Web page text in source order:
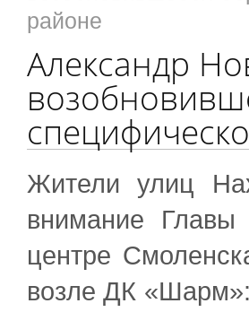
районе
Александр
Жители улиц
внимание Главы
центре
возле ДК «Шарм»: